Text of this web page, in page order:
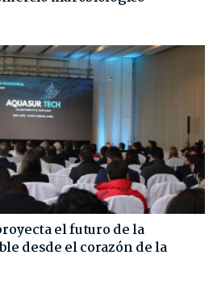
el futuro de la
desde el corazón de la